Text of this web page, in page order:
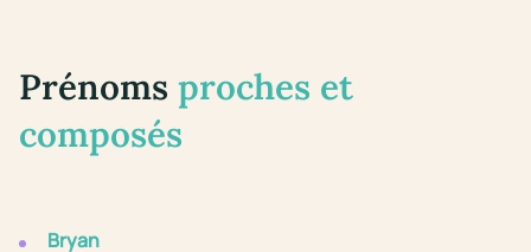
Prénoms proches et
composés
Bryan